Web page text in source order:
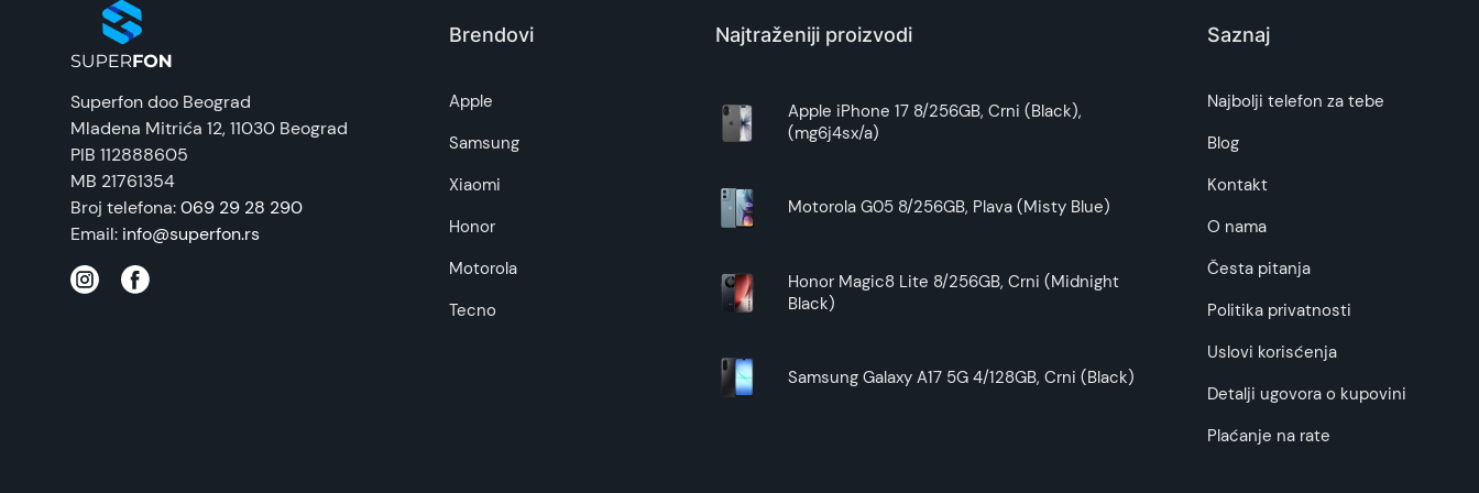
Zemlja porekla:
Prava potrošača:
Napomena:
Superfon doo se trudi da informacije i fotografije artikala budu što tačnije i detaljnije ali ne može da
Superfon doo Beograd
Mladena Mitrića 12, 11030 Beograd
PIB 112888605
MB 21761354
Broj telefona:069 29 28 290
Email: info@superfon.rs
Brendovi
Apple
Samsung
Xiaomi
Honor
Motorola
Tecno
Najtraženiji proizvodi
Apple iPhone 17 8/256GB, Crni (Black),
(mg6j4sx/a)
Motorola G05 8/256GB, Plava (Misty Blue)
Honor Magic8 Lite 8/256GB, Crni (Midnight
Black)
Samsung Galaxy A17 5G 4/128GB, Crni (Black)
Saznaj
Najbolji telefon za tebe
Blog
Kontakt
O nama
Česta pitanja
Politika privatnosti
Uslovi korisćenja
Detalji ugovora o kupovini
Plaćanje na rate